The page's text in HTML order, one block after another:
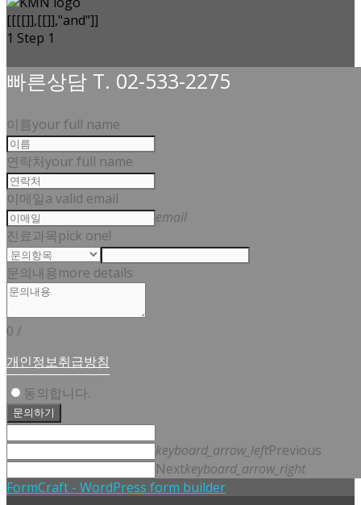
[[[[]],[[]],"and"]]
1 Step 1
빠른상담 T. 02-533-2275
이름your full name
연락처your full name
이메일a valid email
email
진료과목pick one!
문의내용more details
0 /
개인정보취급방침
동의합니다.
문의하기
keyboard_arrow_leftPrevious
Nextkeyboard_arrow_right
FormCraft - WordPress form builder